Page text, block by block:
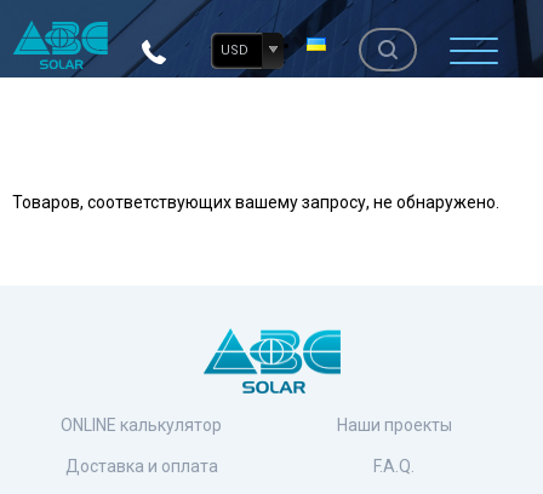
USD
Товаров, соответствующих вашему запросу, не обнаружено.
ONLINE калькулятор
Доставка и оплата
Наши проекты
F.A.Q.